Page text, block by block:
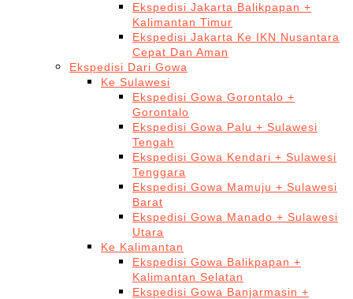
Ekspedisi Jakarta Balikpapan +
Kalimantan Timur
Ekspedisi Jakarta Ke IKN Nusantara
Cepat Dan Aman
Ekspedisi Dari Gowa
Ke Sulawesi
Ekspedisi Gowa Gorontalo +
Gorontalo
Ekspedisi Gowa Palu + Sulawesi
Tengah
Ekspedisi Gowa Kendari + Sulawesi
Tenggara
Ekspedisi Gowa Mamuju + Sulawesi
Barat
Ekspedisi Gowa Manado + Sulawesi
Utara
Ke Kalimantan
Ekspedisi Gowa Balikpapan +
Kalimantan Selatan
Ekspedisi Gowa Banjarmasin +